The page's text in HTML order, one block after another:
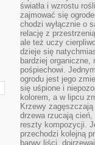
światła i wzrostu
zajmować się
chodzi wyłącznie o
relację z
ale też uczy
dzieje się
bardziej organiczne,
pośpiechowi.
ogrodu jest jego
się uśpione i
kolorem, a w lipcu
Krzewy
drzewa rzucają
reszty kompozycji.
przechodzi kolejną
barwy liści,